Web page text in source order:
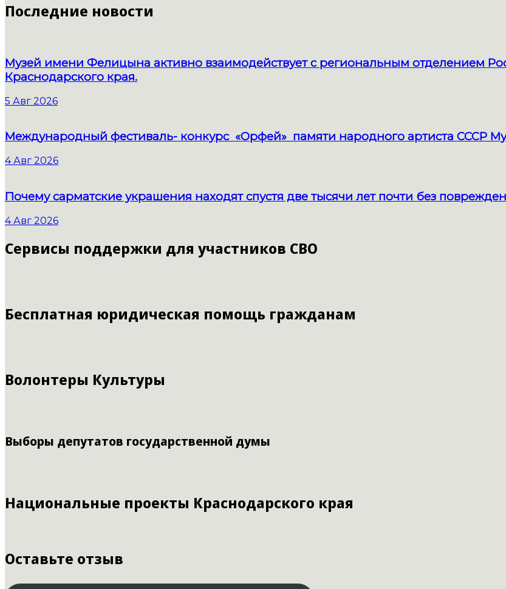
Последние новости
Музей имени Фелицына активно взаимодействует с региональным отделением
Краснодарского края.
5 Авг 2026
Международный фестиваль- конкурс «Орфей» памяти народного артиста СССР
4 Авг 2026
Почему сарматские украшения находят спустя две тысячи лет почти без
4 Авг 2026
Сервисы поддержки для участников СВО
Бесплатная юридическая помощь гражданам
Волонтеры Культуры
Выборы депутатов государственной думы
Национальные проекты Краснодарского края
Оставьте отзыв